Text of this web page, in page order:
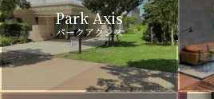
Park Axis
パークアクシス